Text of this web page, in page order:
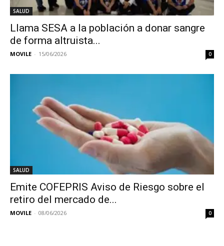
SALUD
Llama SESA a la población a donar sangre
de forma altruista...
MOVILE - 15/06/2026 0
SALUD
Emite COFEPRIS Aviso de Riesgo sobre el
retiro del mercado de...
MOVILE - 08/06/2026 0